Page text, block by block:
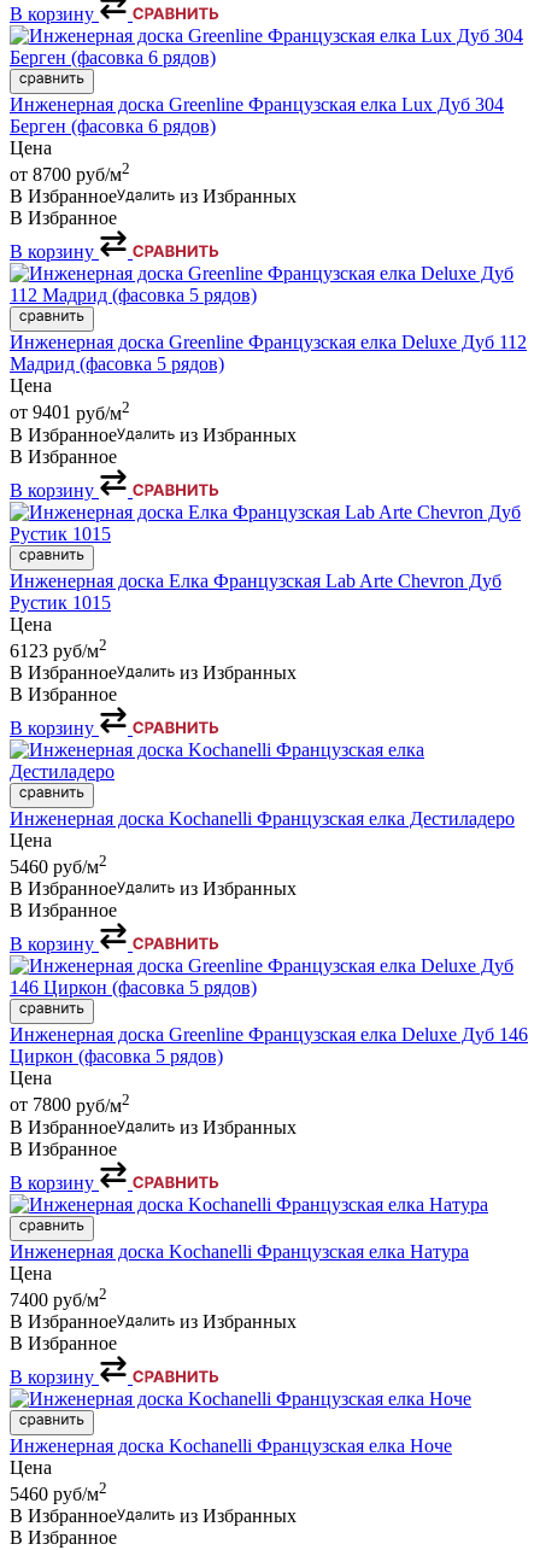
В корзину
Инженерная доска Greenline Французская елка Lux Дуб 304
Берген (фасовка 6 рядов)
Цена
от 8700 руб/м2
В Избранное
из Избранных
В Избранное
В корзину
Инженерная доска Greenline Французская елка Deluxe Дуб 112
Мадрид (фасовка 5 рядов)
Цена
от 9401 руб/м2
В Избранное
из Избранных
В Избранное
В корзину
Инженерная доска Елка Французская Lab Arte Chevron Дуб
Рустик 1015
Цена
6123 руб/м2
В Избранное
из Избранных
В Избранное
В корзину
Инженерная доска Kochanelli Французская елка Дестиладеро
Цена
5460 руб/м2
В Избранное
из Избранных
В Избранное
В корзину
Инженерная доска Greenline Французская елка Deluxe Дуб 146
Циркон (фасовка 5 рядов)
Цена
от 7800 руб/м2
В Избранное
из Избранных
В Избранное
В корзину
Инженерная доска Kochanelli Французская елка Натура
Цена
7400 руб/м2
В Избранное
из Избранных
В Избранное
В корзину
Инженерная доска Kochanelli Французская елка Ноче
Цена
5460 руб/м2
В Избранное
из Избранных
В Избранное